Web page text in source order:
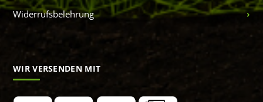
Widerrufsbelehrung
WIR VERSENDEN MIT